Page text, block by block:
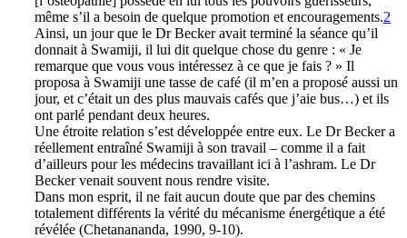
même s’il a besoin de quelque promotion et encouragements.2
Ainsi, un jour que le Dr Becker avait terminé la séance qu’il
donnait à Swamiji, il lui dit quelque chose du genre : « Je
remarque que vous vous intéressez à ce que je fais ? » Il
proposa à Swamiji une tasse de café (il m’en a proposé aussi un
jour, et c’était un des plus mauvais cafés que j’aie bus…) et ils
ont parlé pendant deux heures.
Une étroite relation s’est développée entre eux. Le Dr Becker a
réellement entraîné Swamiji à son travail – comme il a fait
d’ailleurs pour les médecins travaillant ici à l’ashram. Le Dr
Becker venait souvent nous rendre visite.
Dans mon esprit, il ne fait aucun doute que par des chemins
totalement différents la vérité du mécanisme énergétique a été
révélée (Chetanananda, 1990, 9-10).